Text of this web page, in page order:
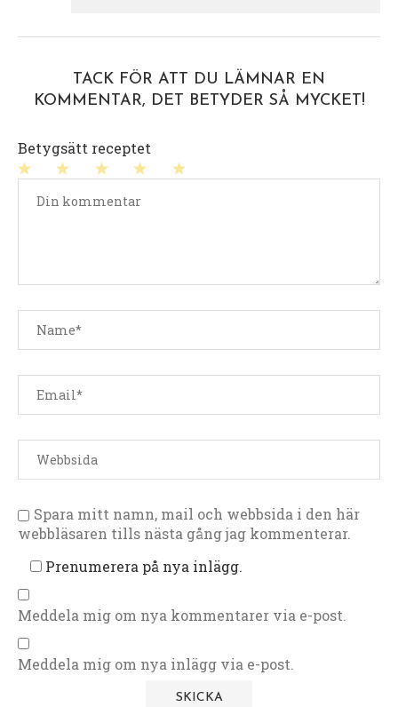
TACK FÖR ATT DU LÄMNAR EN
KOMMENTAR, DET BETYDER SÅ MYCKET!
Betygsätt receptet
stjärnor
stjärnor
stjärnor
stjärna
Spara mitt namn, mail och webbsida i den här
webbläsaren tills nästa gång jag kommenterar.
Prenumerera på nya inlägg.
Meddela mig om nya kommentarer via e-post.
Meddela mig om nya inlägg via e-post.